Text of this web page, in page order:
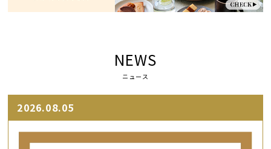
NEWS
ニュース
2026.08.05